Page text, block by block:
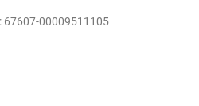
67607-00009511105